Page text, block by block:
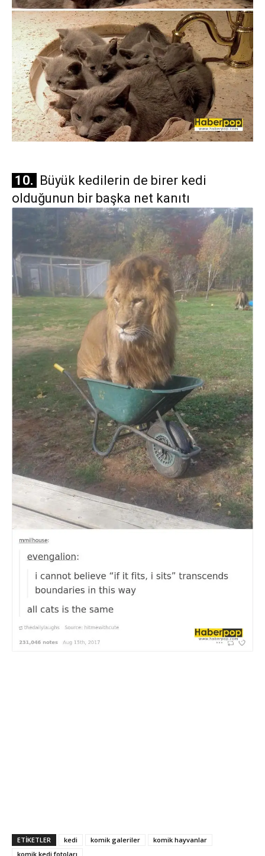
10. Büyük kedilerin de birer kedi
olduğunun bir başka net kanıtı
ETİKETLER kedi komik galeriler
komik hayvanlar
komik kedi fotoları